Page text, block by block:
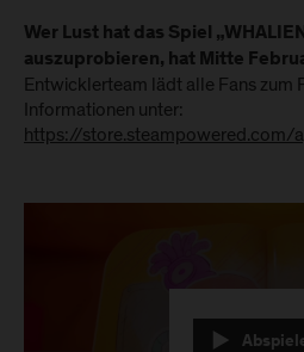
Wer Lust hat das Spiel
auszuprobieren, hat Mitte
Entwicklerteam lädt alle Fans zum
Informationen unter:
https://